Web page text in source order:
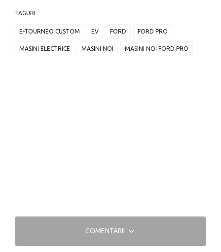
TAGURI
E-TOURNEO CUSTOM EV FORD FORD PRO
MASINI ELECTRICE MASINI NOI MASINI NOI FORD PRO
COMENTARII